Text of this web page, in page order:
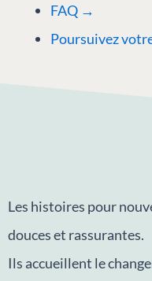
FAQ →
Poursuivez
Les histoires pour
douces et rassurantes.
Ils accueillent le